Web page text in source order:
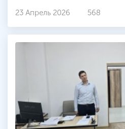
23 Апрель 2026 568